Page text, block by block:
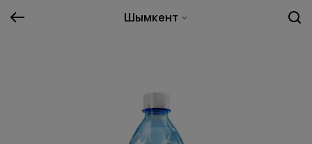
Шымкент